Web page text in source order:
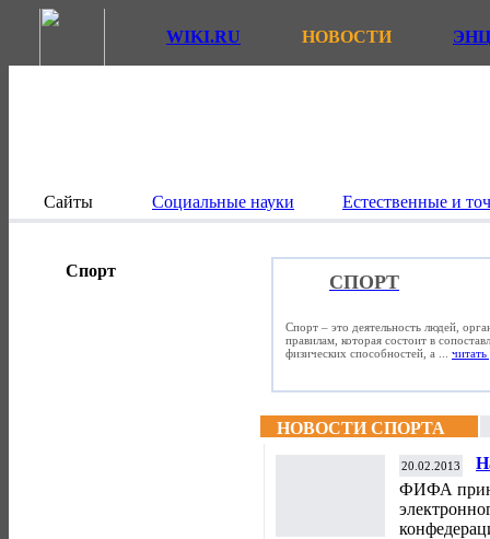
WIKI.RU НОВОСТИ
Сайты Социальные науки Естественные и
Спорт
СПОРТ
Спорт – это деятельность людей,
правилам, которая состоит в
физических способностей, а ... читать
НОВОСТИ СПОРТА
20.02.2013
ФИФА